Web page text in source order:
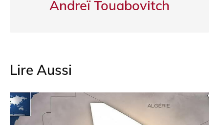
Andreï Touabovitch
Lire Aussi